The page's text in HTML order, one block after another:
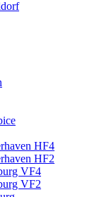
HF4
HF2
VF4
VF2